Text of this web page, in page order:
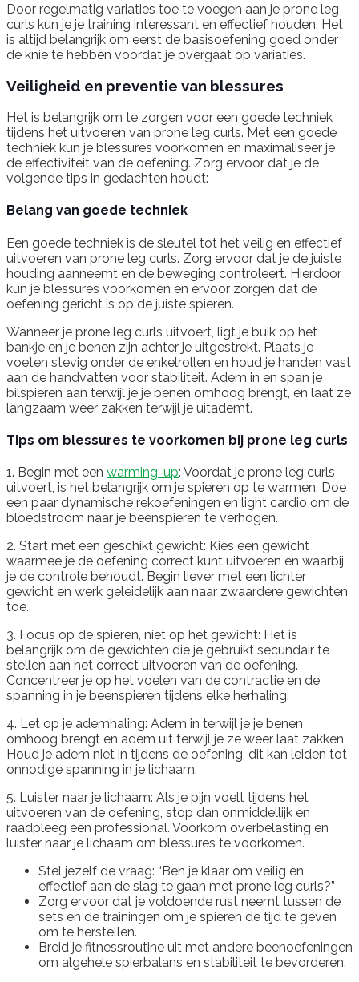
Door regelmatig variaties toe te voegen aan je prone leg
curls kun je je training interessant en effectief houden. Het
is altijd belangrijk om eerst de basisoefening goed onder
de knie te hebben voordat je overgaat op variaties.
Veiligheid en preventie van blessures
Het is belangrijk om te zorgen voor een goede techniek
tijdens het uitvoeren van prone leg curls. Met een goede
techniek kun je blessures voorkomen en maximaliseer je
de effectiviteit van de oefening. Zorg ervoor dat je de
volgende tips in gedachten houdt:
Belang van goede techniek
Een goede techniek is de sleutel tot het veilig en effectief
uitvoeren van prone leg curls. Zorg ervoor dat je de juiste
houding aanneemt en de beweging controleert. Hierdoor
kun je blessures voorkomen en ervoor zorgen dat de
oefening gericht is op de juiste spieren.
Wanneer je prone leg curls uitvoert, ligt je buik op het
bankje en je benen zijn achter je uitgestrekt. Plaats je
voeten stevig onder de enkelrollen en houd je handen vast
aan de handvatten voor stabiliteit. Adem in en span je
bilspieren aan terwijl je je benen omhoog brengt, en laat ze
langzaam weer zakken terwijl je uitademt.
Tips om blessures te voorkomen bij prone leg curls
1. Begin met een warming-up: Voordat je prone leg curls
uitvoert, is het belangrijk om je spieren op te warmen. Doe
een paar dynamische rekoefeningen en light cardio om de
bloedstroom naar je beenspieren te verhogen.
2. Start met een geschikt gewicht: Kies een gewicht
waarmee je de oefening correct kunt uitvoeren en waarbij
je de controle behoudt. Begin liever met een lichter
gewicht en werk geleidelijk aan naar zwaardere gewichten
toe.
3. Focus op de spieren, niet op het gewicht: Het is
belangrijk om de gewichten die je gebruikt secundair te
stellen aan het correct uitvoeren van de oefening.
Concentreer je op het voelen van de contractie en de
spanning in je beenspieren tijdens elke herhaling.
4. Let op je ademhaling: Adem in terwijl je je benen
omhoog brengt en adem uit terwijl je ze weer laat zakken.
Houd je adem niet in tijdens de oefening, dit kan leiden tot
onnodige spanning in je lichaam.
5. Luister naar je lichaam: Als je pijn voelt tijdens het
uitvoeren van de oefening, stop dan onmiddellijk en
raadpleeg een professional. Voorkom overbelasting en
luister naar je lichaam om blessures te voorkomen.
Stel jezelf de vraag: “Ben je klaar om veilig en
effectief aan de slag te gaan met prone leg curls?”
Zorg ervoor dat je voldoende rust neemt tussen de
sets en de trainingen om je spieren de tijd te geven
om te herstellen.
Breid je fitnessroutine uit met andere beenoefeningen
om algehele spierbalans en stabiliteit te bevorderen.